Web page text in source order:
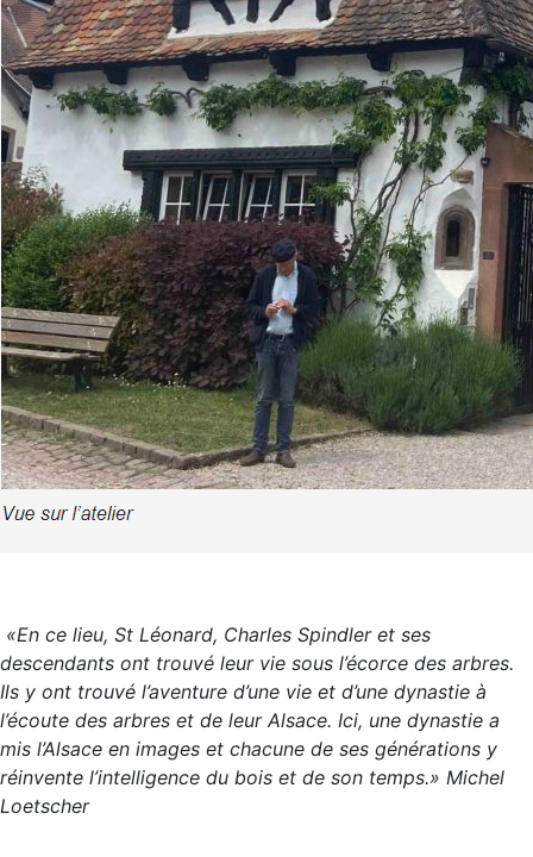
«En ce lieu, St Léonard, Charles Spindler et ses
descendants ont trouvé leur vie sous l’écorce des arbres.
Ils y ont trouvé l’aventure d’une vie et d’une dynastie à
l’écoute des arbres et de leur Alsace. Ici, une dynastie a
mis l’Alsace en images et chacune de ses générations y
réinvente l’intelligence du bois et de son temps.» Michel
Loetscher